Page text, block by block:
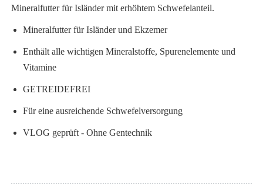
Mineralfutter für Isländer mit erhöhtem Schwefelanteil.
Mineralfutter für Isländer und Ekzemer
Enthält alle wichtigen Mineralstoffe, Spurenelemente und
Vitamine
GETREIDEFREI
Für eine ausreichende Schwefelversorgung
VLOG geprüft - Ohne Gentechnik